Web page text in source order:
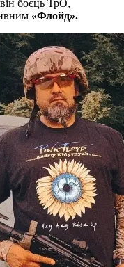
боєць ТрО,
«Флойд».